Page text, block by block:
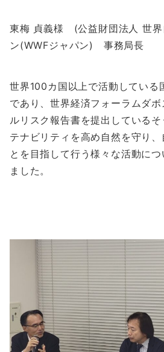
東梅 貞義様 (公益財団法人 世界
ン(WWFジャパン) 事務局長
世界100カ国以上で活動している
であり、世界経済フォーラムダ
ルリスク報告書を提出している
テナビリティを高め自然を守り、
とを目指して行う様々な活動に
ました。